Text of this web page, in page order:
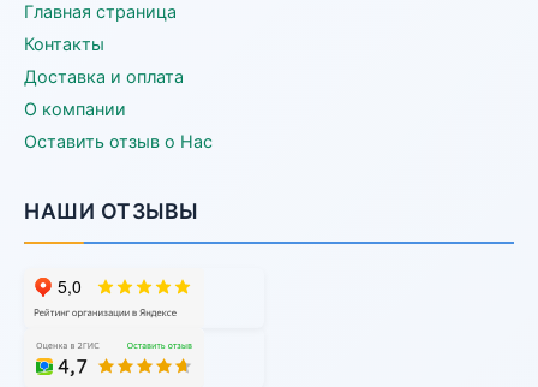
Главная страница
Контакты
Доставка и оплата
О компании
Оставить отзыв о Нас
НАШИ ОТЗЫВЫ